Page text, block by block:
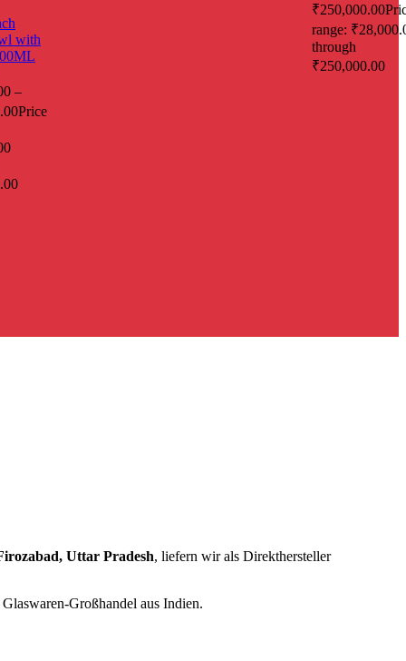
with
–
Price
₹250,000.00
range:
through
₹250,000.00
Uttar Pradesh, liefern wir als Direkthersteller
Glaswaren-Großhandel aus Indien.